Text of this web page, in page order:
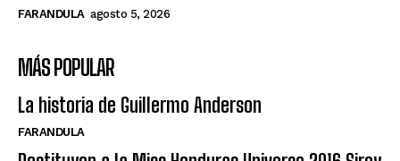
FARANDULA agosto 5, 2026
MÁS POPULAR
La historia de Guillermo Anderson
FARANDULA